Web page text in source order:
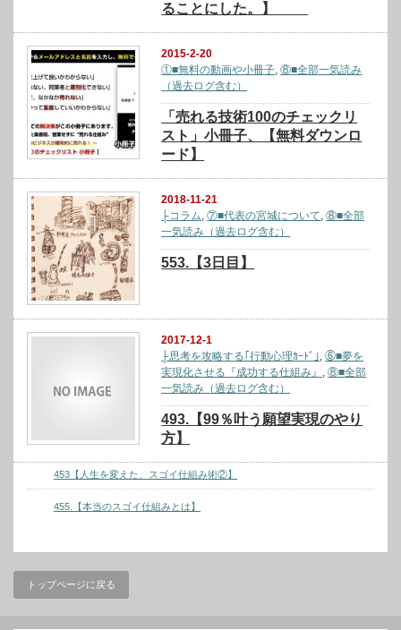
ることにした。】
2015-2-20
①■無料の動画や小冊子,⑧■全部一気読み
（過去ログ含む）
「売れる技術100のチェックリ
スト」小冊子、【無料ダウンロ
ード】
2018-11-21
├コラム,⑦■代表の宮城について,⑧■全部
一気読み（過去ログ含む）
553.【3日目】
2017-12-1
├思考を攻略する｢行動心理ｶｰﾄﾞ｣ ,⑥■夢を
実現化させる『成功する仕組み』
,⑧■全部
一気読み（過去ログ含む）
493.【99％叶う願望実現のやり
方】
453【人生を変えた、スゴイ仕組み術②】
455.【本当のスゴイ仕組みとは】
トップページに戻る